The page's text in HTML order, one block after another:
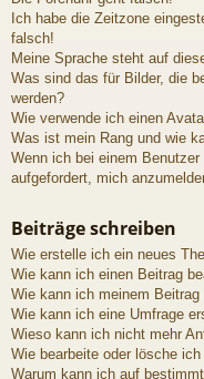
Ich habe die Zeitzone
falsch!
Meine Sprache steht auf
Was sind das für Bilder, die
werden?
Wie verwende ich einen
Was ist mein Rang und wie
Wenn ich bei einem
aufgefordert, mich
Beiträge schreiben
Wie erstelle ich ein neues
Wie kann ich einen Beitrag
Wie kann ich meinem
Wie kann ich eine Umfrage
Wieso kann ich nicht mehr
Wie bearbeite oder lösche
Warum kann ich auf